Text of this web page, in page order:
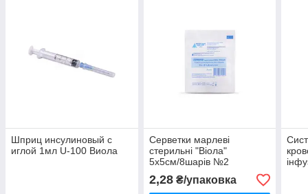
Шприц инсулиновый с
иглой 1мл U-100 Виола
Серветки марлеві
стерильні "Віола"
5х5см/8шарів №2
2,28₴/упаковка